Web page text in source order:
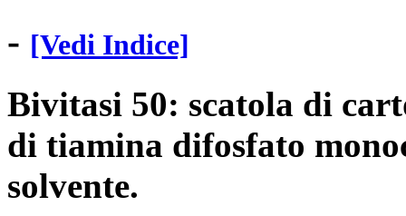
- [Vedi Indice]
Bivitasi 50: scatola di
di tiamina difosfato
solvente.